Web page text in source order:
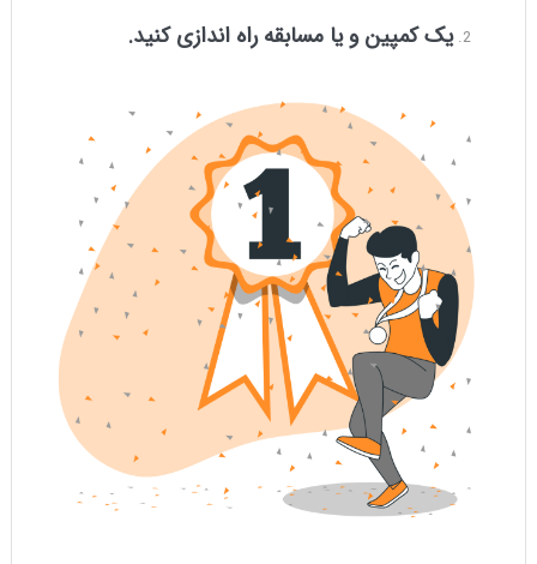
یک کمپین و یا مسابقهراه اندازی کنید.